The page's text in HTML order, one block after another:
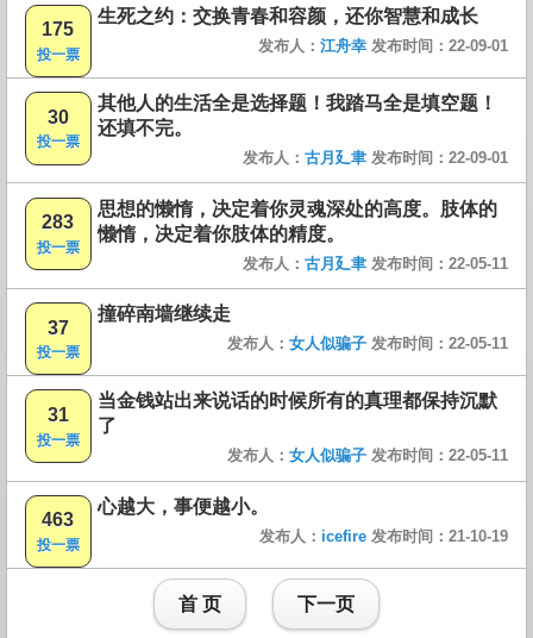
175
投一票
生死之约：交换青春和容颜，还你智慧和成长
发布人： 江舟幸 发布时间：22-09-01
30
投一票
其他人的生活全是选择题！我踏马全是填空题！
还填不完。
发布人： 古月廴聿 发布时间：22-09-01
283
投一票
思想的懒惰，决定着你灵魂深处的高度。肢体的
懒惰，决定着你肢体的精度。
发布人： 古月廴聿 发布时间：22-05-11
37
投一票
撞碎南墙继续走
发布人： 女人似骗子 发布时间：22-05-11
31
投一票
当金钱站出来说话的时候所有的真理都保持沉默
了
发布人： 女人似骗子 发布时间：22-05-11
463
投一票
心越大，事便越小。
发布人： icefire 发布时间：21-10-19
首 页 下一页